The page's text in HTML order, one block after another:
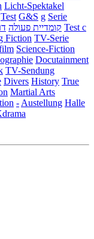
Licht-Spektakel
Test G&S g Serie
קומדיית פעולה Test c
Fiction TV-Serie
Science-Fiction
Docutainment
TV-Sendung
Divers History True
Martial Arts
- Austellung Halle